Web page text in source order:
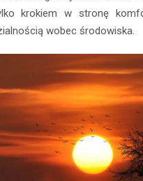
krokiem w stronę
wobec środowiska.